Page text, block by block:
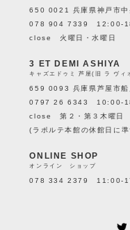
650 0021 兵庫県神戸市中
078 904 7339 12:00-
close 火曜日・水曜日
3 ET DEMI ASHIYA
キャズエドゥミ 芦屋(旧 ラ ヴィ
659 0093 兵庫県芦屋市
0797 26 6343 10:00-
close 第２・第３木曜日
(ラポルテ本館の休館日に準
ONLINE SHOP
オンライン ショップ
078 334 2379 11:00-